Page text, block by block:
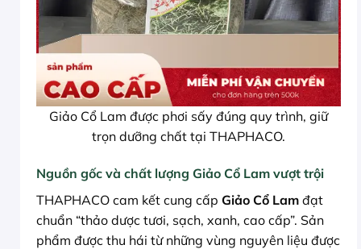
Giảo Cổ Lam được phơi sấy đúng quy trình, giữ
trọn dưỡng chất tại THAPHACO.
Nguồn gốc và chất lượng Giảo Cổ Lam vượt trội
THAPHACO cam kết cung cấp Giảo Cổ Lam đạt
chuẩn “thảo dược tươi, sạch, xanh, cao cấp”. Sản
phẩm được thu hái từ những vùng nguyên liệu được